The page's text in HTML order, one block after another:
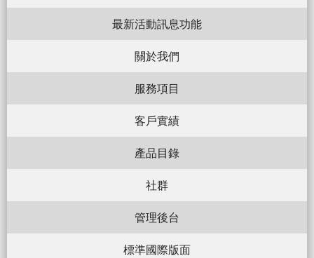
最新活動訊息功能
關於我們
服務項目
客戶實績
產品目錄
社群
管理後台
標準國際版面